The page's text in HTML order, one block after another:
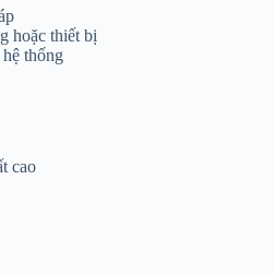
hoặc thiết bị
thống
cao